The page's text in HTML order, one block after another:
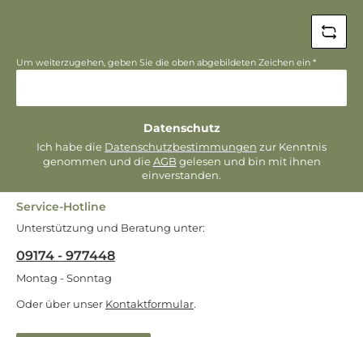
Um weiterzugehen, geben Sie die oben abgebildeten Zeichen ein *
Datenschutz
Ich habe die Datenschutzbestimmungen zur Kenntnis
genommen und die AGB gelesen und bin mit ihnen
einverstanden.
Service-Hotline
Unterstützung und Beratung unter:
09174 - 977448
Montag - Sonntag
Oder über unser Kontaktformular.